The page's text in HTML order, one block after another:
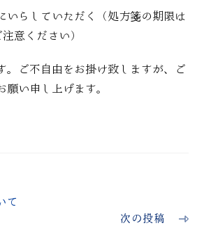
らしていただく（処方箋の期限は
意ください）
。ご不自由をお掛け致しますが、ご
願い申し上げます。
て
次の投稿